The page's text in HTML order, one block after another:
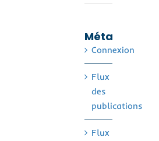
Méta
Connexion
Flux
des
publications
Flux